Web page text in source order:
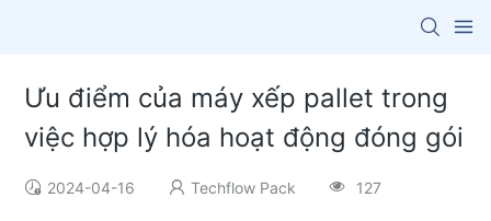
Ưu điểm của máy xếp pallet trong
việc hợp lý hóa hoạt động đóng gói
2024-04-16 Techflow Pack 127